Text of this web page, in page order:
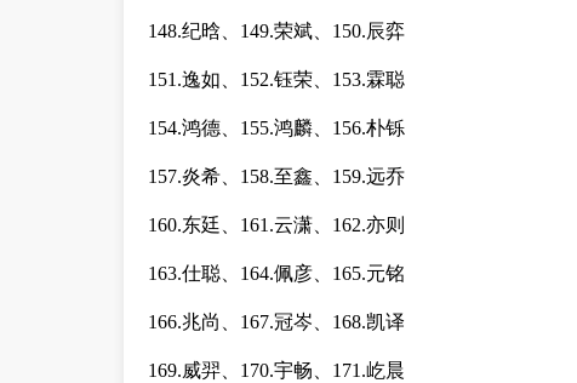
148.纪晗、149.荣斌、150.辰弈
151.逸如、152.钰荣、153.霖聪
154.鸿德、155.鸿麟、156.朴铄
157.炎希、158.至鑫、159.远乔
160.东廷、161.云潇、162.亦则
163.仕聪、164.佩彦、165.元铭
166.兆尚、167.冠岑、168.凯译
169.威羿、170.宇畅、171.屹晨